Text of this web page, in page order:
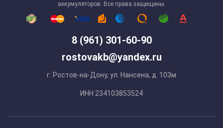
8 (961) 301-60-90
rostovakb@yandex.ru
г. Ростов-на-Дону, ул. Нансена, д. 103м
ИНН 234103853524
аккумуляторов. Все права защищены.